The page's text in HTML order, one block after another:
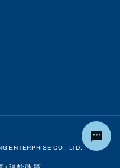
ENTERPRISE CO., LTD.